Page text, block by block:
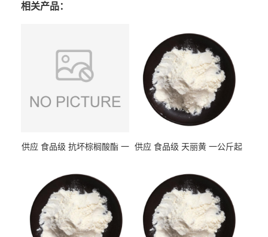
相关产品：
供应 食品级 抗坏棕榈酸酯 一
供应 食品级 天丽黄 一公斤起